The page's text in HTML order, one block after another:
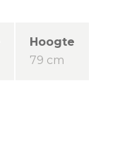
Hoogte
79 cm